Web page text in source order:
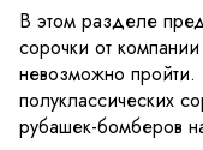
В этом разделе
сорочки от
невозможно пройти.
полуклассических
рубашек-бомберов